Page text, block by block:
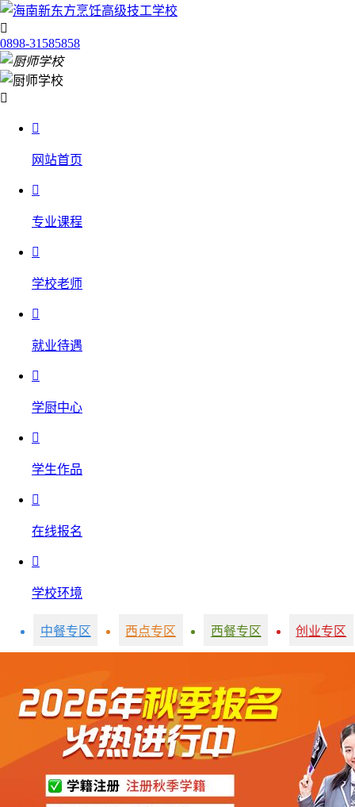

0898-31585858


网站首页

专业课程

学校老师

就业待遇

学厨中心

学生作品

在线报名

学校环境
中餐专区 西点专区 西餐专区 创业专区